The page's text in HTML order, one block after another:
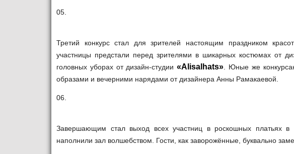
05.
Третий конкурс стал для зрителей настоящим праздником
участницы предстали перед зрителями в шикарных костюмах от
головных уборах от дизайн-студии«Alisalhats» . Юные же
образами и вечерними нарядами от дизайнера Анны Рамакаевой.
06.
Завершающим стал выход всех участниц в роскошных платьях
наполнили зал волшебством. Гости, как заворожённые, буквально